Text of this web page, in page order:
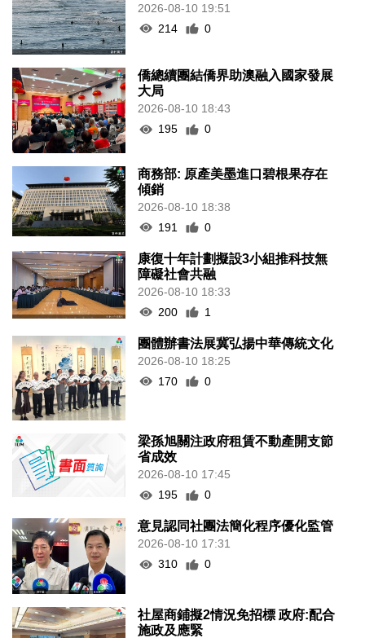
2026-08-10 19:51
214
0
僑總續團結僑界助澳融入國家發展
大局
2026-08-10 18:43
195
0
商務部: 原產美墨進口碧根果存在
傾銷
2026-08-10 18:38
191
0
康復十年計劃擬設3小組推科技無
障礙社會共融
2026-08-10 18:33
200
1
團體辦書法展冀弘揚中華傳統文化
2026-08-10 18:25
170
0
梁孫旭關注政府租賃不動產開支節
省成效
2026-08-10 17:45
195
0
意見認同社團法簡化程序優化監管
2026-08-10 17:31
310
0
社屋商鋪擬2情況免招標 政府:配合
施政及應緊